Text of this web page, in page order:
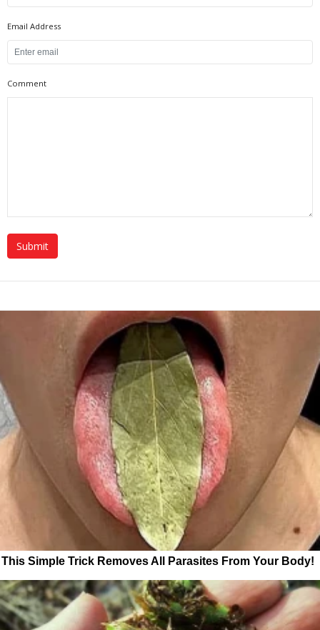
Email Address
Comment
This Simple Trick Removes All Parasites From Your Body!